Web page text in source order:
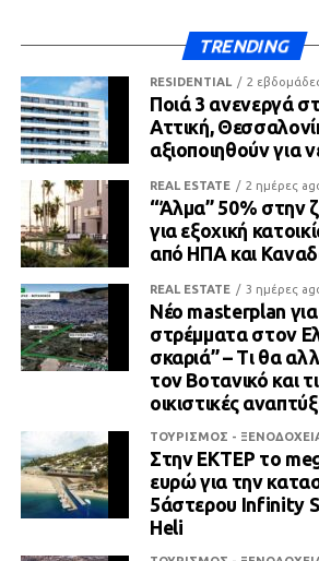
TRENDING
RESIDENTIAL 2
Ποιά 3 ανενεργά
Αττική,
αξιοποιηθούν για
REAL ESTATE 2 ημέρες
“Άλμα” 50% στην
για εξοχική
από ΗΠΑ και
REAL ESTATE 3 ημέρες
Νέο masterplan
στρέμματα στον
σκαριά” – Τι θα
τον Βοτανικό και
οικιστικές
ΤΟΥΡΙΣΜΟΣ -
Στην ΕΚΤΕΡ το
ευρώ για την
5άστερου Infinity
Heli